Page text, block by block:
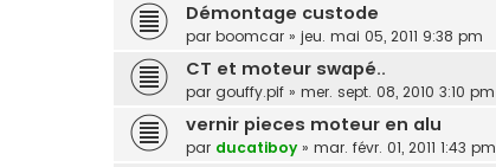
Démontage custode
par boomcar » jeu. mai 05, 2011 9:38 pm
CT et moteur swapé..
par gouffy.pif » mer. sept. 08, 2010 3:10 pm
vernir pieces moteur en alu
par ducatiboy » mar. févr. 01, 2011 1:43 pm